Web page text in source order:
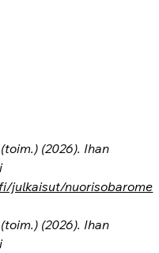
(2026). Ihan
julkaisut/nuorisobarome
(2026). Ihan